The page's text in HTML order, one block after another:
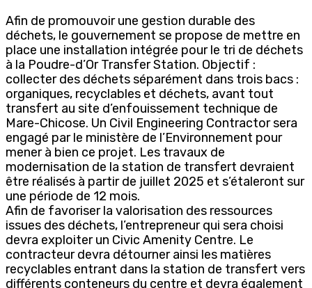
Afin de promouvoir une gestion durable des
déchets, le gouvernement se propose de mettre en
place une installation intégrée pour le tri de déchets
à la Poudre-d’Or Transfer Station. Objectif :
collecter des déchets séparément dans trois bacs :
organiques, recyclables et déchets, avant tout
transfert au site d’enfouissement technique de
Mare-Chicose. Un Civil Engineering Contractor sera
engagé par le ministère de l’Environnement pour
mener à bien ce projet. Les travaux de
modernisation de la station de transfert devraient
être réalisés à partir de juillet 2025 et s’étaleront sur
une période de 12 mois.
Afin de favoriser la valorisation des ressources
issues des déchets, l’entrepreneur qui sera choisi
devra exploiter un Civic Amenity Centre. Le
contracteur devra détourner ainsi les matières
recyclables entrant dans la station de transfert vers
différents conteneurs du centre et devra également